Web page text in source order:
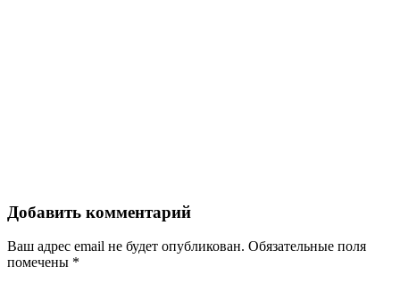
Добавить комментарий
Ваш адрес email не будет опубликован. Обязательные поля
помечены *